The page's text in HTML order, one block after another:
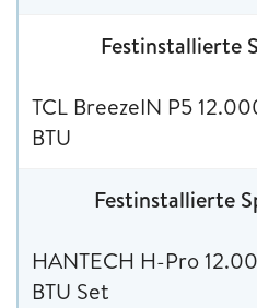
Festinstallierte
TCL BreezeIN P5
BTU
Festinstallierte
HANTECH H-Pro
BTU Set